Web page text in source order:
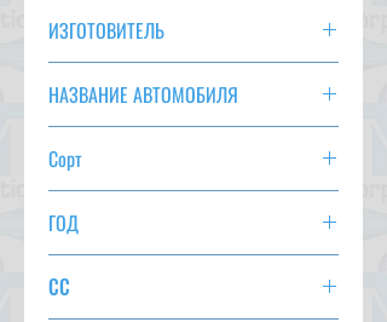
ТРАНСМИССИЯ
ЦВЕТ ЧЕРНЫЙ
KM41044
ВАРИАНТAC, PS, PW, AT, ABS, KEYLESS
ИЗГОТОВИТЕЛЬ
НАЗВАНИЕ АВТОМОБИЛЯ
Сорт
ГОД
CC